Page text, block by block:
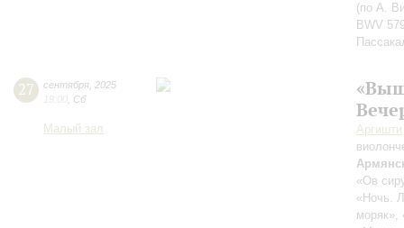
(по А.
BWV
27 сентября 2025
19:00 Сб
Малый зал Аргишти
«Ов
«Ночь.